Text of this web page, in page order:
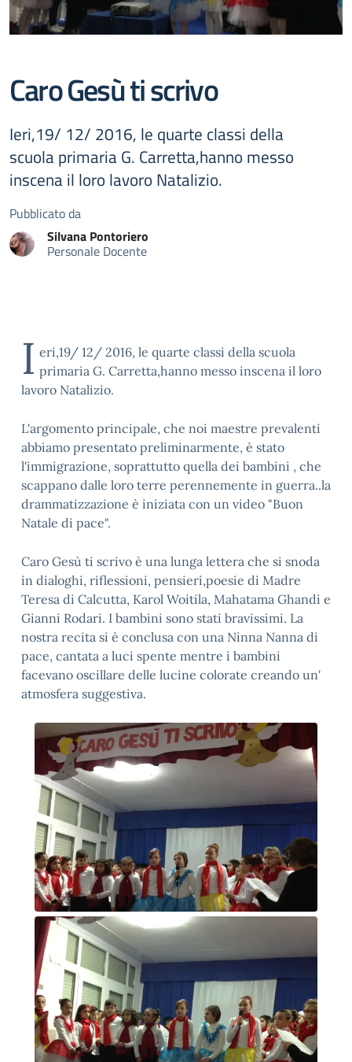
Caro Gesù ti scrivo
Ieri,19/ 12/ 2016, le quarte classi della
scuola primaria G. Carretta,hanno messo
inscena il loro lavoro Natalizio.
Pubblicato da
Silvana Pontoriero
Personale Docente
I eri,19/ 12/ 2016, le quarte classi della scuola
primaria G. Carretta,hanno messo inscena il loro
lavoro Natalizio.
L'argomento principale, che noi maestre prevalenti
abbiamo presentato preliminarmente, è stato
l'immigrazione, soprattutto quella dei bambini , che
scappano dalle loro terre perennemente in guerra..la
drammatizzazione è iniziata con un video "Buon
Natale di pace".
Caro Gesù ti scrivo è una lunga lettera che si snoda
in dialoghi, riflessioni, pensieri,poesie di Madre
Teresa di Calcutta, Karol Woitila, Mahatama Ghandi e
Gianni Rodari. I bambini sono stati bravissimi. La
nostra recita si è conclusa con una Ninna Nanna di
pace, cantata a luci spente mentre i bambini
facevano oscillare delle lucine colorate creando un'
atmosfera suggestiva.